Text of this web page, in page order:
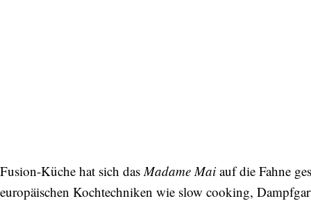
Fusion-Küche hat sich das Madame Mai auf die Fahne
europäischen Kochtechniken wie slow cooking,